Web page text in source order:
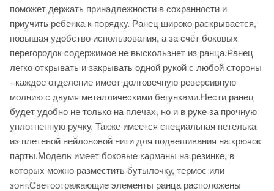
поможет держать принадлежности в сохранности и
приучить ребенка к порядку. Ранец широко раскрывается,
повышая удобство использования, а за счёт боковых
перегородок содержимое не выскользнет из ранца.Ранец
легко открывать и закрывать одной рукой с любой стороны
- каждое отделение имеет долговечную реверсивную
молнию с двумя металлическими бегунками.Нести ранец
будет удобно не только на плечах, но и в руке за прочную
уплотненную ручку. Также имеется специальная петелька
из плетеной нейлоновой нити для подвешивания на крючок
парты.Модель имеет боковые карманы на резинке, в
которых можно разместить бутылочку, термос или
зонт.Светоотражающие элементы ранца расположены